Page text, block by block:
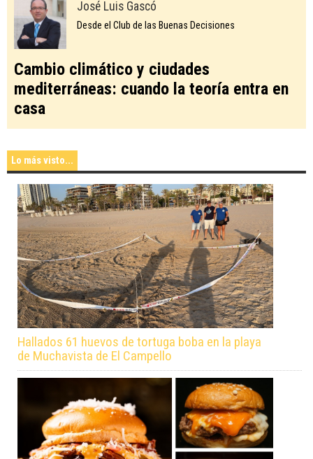
José Luis Gascó
Desde el Club de las Buenas Decisiones
Cambio climático y ciudades
mediterráneas: cuando la teoría entra en
casa
Lo más visto...
Hallados 61 huevos de tortuga boba en la playa
de Muchavista de El Campello